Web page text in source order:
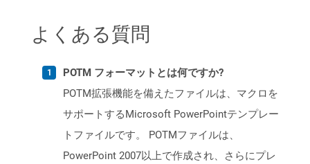
よくある質問
POTM フォーマットとは何ですか?
POTM拡張機能を備えたファイルは、マクロを
サポートするMicrosoft PowerPointテンプレー
トファイルです。 POTMファイルは、
PowerPoint 2007以上で作成され、さらにプレ